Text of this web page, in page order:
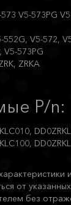
V5-573PG
V5-572,
V5-573PG
ZRKA
P/n:
от
без